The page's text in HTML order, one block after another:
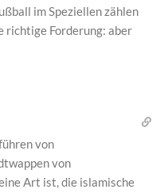
im Speziellen zählen
richtige Forderung: aber
von
von
Art ist, die islamische